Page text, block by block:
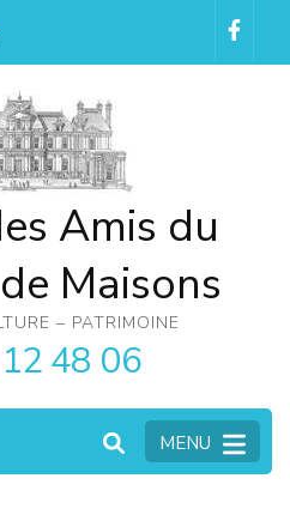
Amis du
Maisons
– PATRIMOINE
48 06
MENU